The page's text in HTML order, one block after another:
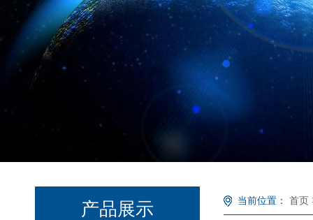
产品展示 当前位置： 首页